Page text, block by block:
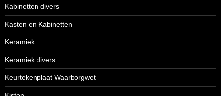
Kabinetten divers
Kasten en Kabinetten
Keramiek
Keramiek divers
Keurtekenplaat Waarborgwet